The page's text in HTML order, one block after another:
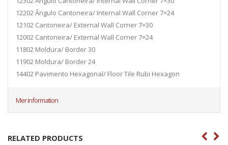
12202 Ângulo Cantoneira/ Internal Wall Corner 7×24
12102 Cantoneira/ External Wall Corner 7×30
12002 Cantoneira/ External Wall Corner 7×24
11802 Moldura/ Border 30
11902 Moldura/ Border 24
14402 Pavimento Hexagonal/ Floor Tile Rubi Hexagon
Mer information
RELATED PRODUCTS